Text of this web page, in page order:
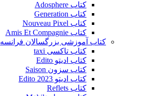
کتاب Adosphere
کتاب Generation
کتاب Nouveau Pixel
کتاب Amis Et Compagnie
کتاب آموزشی بزرگسالان فرانسه
کتاب تاکسی taxi
کتاب ادیتو Edito
کتاب سزون Saison
کتاب ادیتو Edito 2023
کتاب Reflets